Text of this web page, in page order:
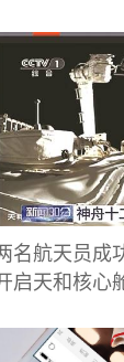
名航天员成
启天和核心